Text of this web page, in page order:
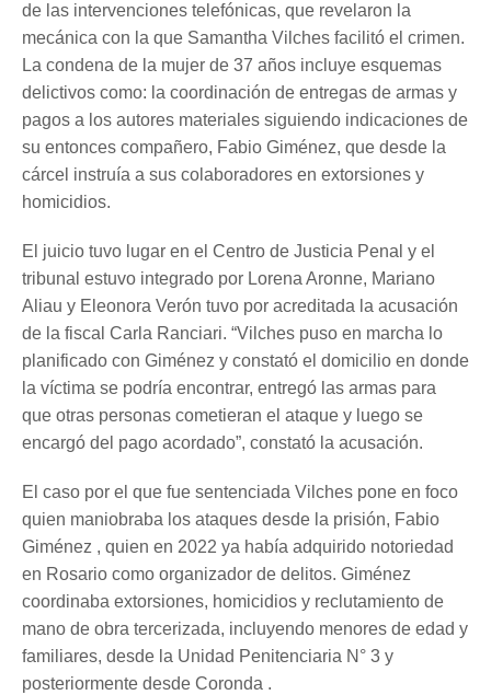
de las intervenciones telefónicas, que revelaron la
mecánica con la que Samantha Vilches facilitó el crimen.
La condena de la mujer de 37 años incluye esquemas
delictivos como: la coordinación de entregas de armas y
pagos a los autores materiales siguiendo indicaciones de
su entonces compañero, Fabio Giménez, que desde la
cárcel instruía a sus colaboradores en extorsiones y
homicidios.
El juicio tuvo lugar en el Centro de Justicia Penal y el
tribunal estuvo integrado por Lorena Aronne, Mariano
Aliau y Eleonora Verón tuvo por acreditada la acusación
de la fiscal Carla Ranciari. “Vilches puso en marcha lo
planificado con Giménez y constató el domicilio en donde
la víctima se podría encontrar, entregó las armas para
que otras personas cometieran el ataque y luego se
encargó del pago acordado”, constató la acusación.
El caso por el que fue sentenciada Vilches pone en foco
quien maniobraba los ataques desde la prisión, Fabio
Giménez , quien en 2022 ya había adquirido notoriedad
en Rosario como organizador de delitos. Giménez
coordinaba extorsiones, homicidios y reclutamiento de
mano de obra tercerizada, incluyendo menores de edad y
familiares, desde la Unidad Penitenciaria N° 3 y
posteriormente desde Coronda .